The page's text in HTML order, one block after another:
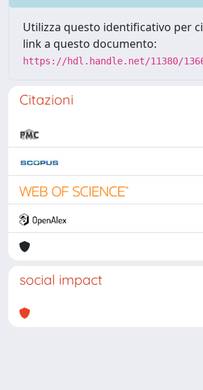
Utilizza questo identificativo per
link a questo documento:
https://hdl.handle.net/11380/
Citazioni
social impact